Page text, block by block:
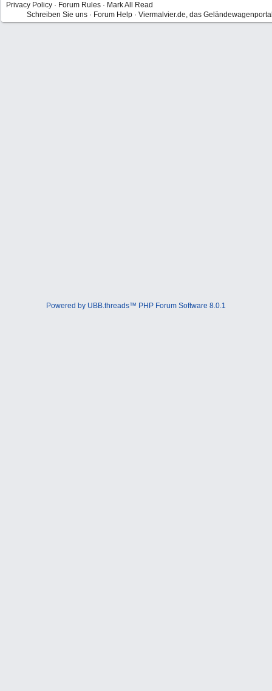
Privacy Policy · Forum Rules · Mark All Read
Schreiben Sie uns · Forum Help · Viermalvier.de, das
Powered by UBB.threads™ PHP Forum Software 8.0.1